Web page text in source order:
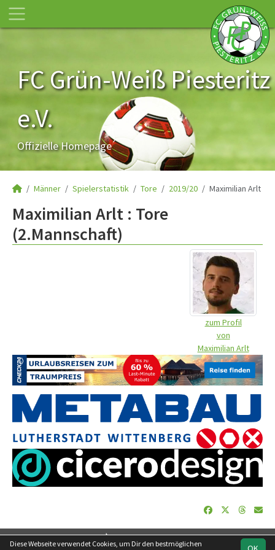
FC Grün-Weiß Piesteritz
e.V.
Offizielle Homepage
Männer Spielerstatistik Tore 2019/20 Maximilian Arlt
Maximilian Arlt : Tore
(2.Mannschaft)
zum Profil
von
Maximilian Arlt
soccero.de
Diese Webseite verwendet Cookies, um Dir den bestmöglichen